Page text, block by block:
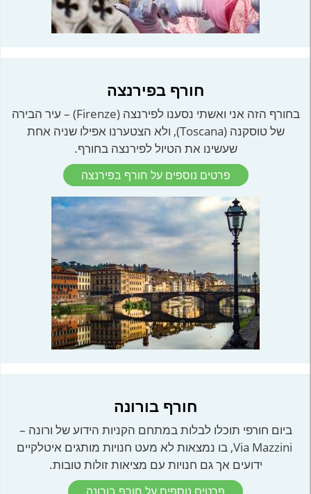
חורף בפירנצה
בחורף הזה אני ואשתי נסענו לפירנצה (Firenze) – עיר הבירה
של טוסקנה (Toscana), ולא הצטערנו אפילו שניה אחת
שעשינו את הטיול לפירנצה בחורף.
פרטים נוספים על חורף בפירנצה
חורף בורונה
ביום חורפי תוכלו לבלות במתחם הקניות הידוע של ורונה –
Via Mazzini, בו נמצאות לא מעט חנויות מותגים איטלקיים
ידועים אך גם חנויות עם מציאות זולות טובות.